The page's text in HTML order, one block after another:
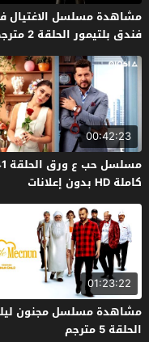
مشاهدة مسلسل الاغتيال
فندق بلتيمور الحلقة 2 مترجم
00:42:23
مسلسل
كاملة HD بدون إعلانات
01:23:22
مشاهدة مسلسل مجنون
الحلقة 5 مترجم